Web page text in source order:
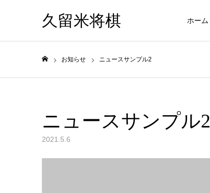
久留米将棋 ホーム
お知らせ ニュースサンプル2
ニュースサンプル2
2021.5.6